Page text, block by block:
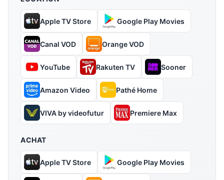
Apple TV Store Google Play Movies
Canal VOD Orange VOD
YouTube Rakuten TV Sooner
Amazon Video Pathé Home
VIVA by videofutur Premiere Max
ACHAT
Apple TV Store Google Play Movies